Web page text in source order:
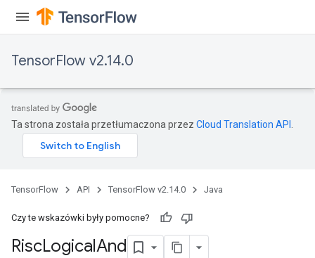
TensorFlow v2.14.0
Ta strona została przetłumaczona przez Cloud Translation API
TensorFlow API TensorFlow v2.14.0 Java
Czy te wskazówki były pomocne?
RiscLogicalAnd